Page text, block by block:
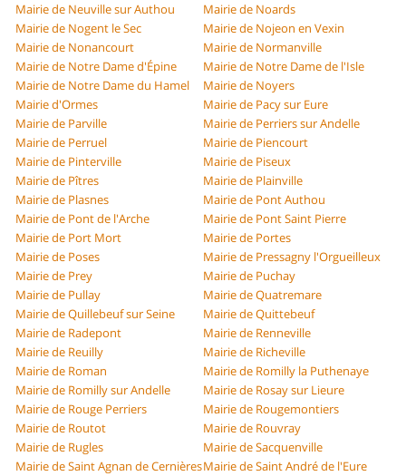
Mairie de Neuville sur Authou
Mairie de Noards
Mairie de Nogent le Sec
Mairie de Nojeon en Vexin
Mairie de Nonancourt
Mairie de Normanville
Mairie de Notre Dame d'Épine
Mairie de Notre Dame de l'Isle
Mairie de Notre Dame du Hamel
Mairie de Noyers
Mairie d'Ormes
Mairie de Pacy sur Eure
Mairie de Parville
Mairie de Perriers sur Andelle
Mairie de Perruel
Mairie de Piencourt
Mairie de Pinterville
Mairie de Piseux
Mairie de Pîtres
Mairie de Plainville
Mairie de Plasnes
Mairie de Pont Authou
Mairie de Pont de l'Arche
Mairie de Pont Saint Pierre
Mairie de Port Mort
Mairie de Portes
Mairie de Poses
Mairie de Pressagny l'Orgueilleux
Mairie de Prey
Mairie de Puchay
Mairie de Pullay
Mairie de Quatremare
Mairie de Quillebeuf sur Seine
Mairie de Quittebeuf
Mairie de Radepont
Mairie de Renneville
Mairie de Reuilly
Mairie de Richeville
Mairie de Roman
Mairie de Romilly la Puthenaye
Mairie de Romilly sur Andelle
Mairie de Rosay sur Lieure
Mairie de Rouge Perriers
Mairie de Rougemontiers
Mairie de Routot
Mairie de Rouvray
Mairie de Rugles
Mairie de Sacquenville
Mairie de Saint Agnan de CernièresMairie de Saint André de l'Eure